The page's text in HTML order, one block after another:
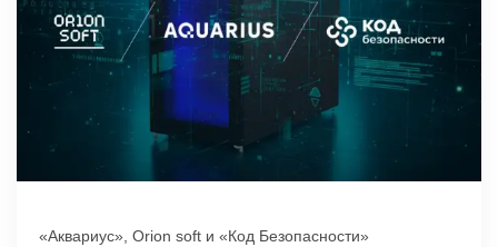
«Аквариус», Orion soft и «Код Безопасности»